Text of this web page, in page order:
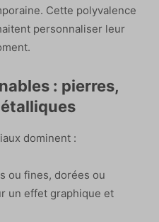
Cette polyvalence
personnaliser leur
: pierres,
dominent :
ou fines, dorées ou
un effet graphique et